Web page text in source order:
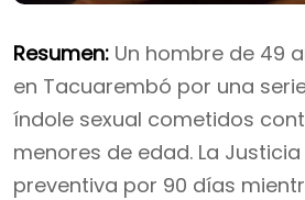
Resumen: Un hombre de 49
en Tacuarembó por una
índole sexual cometidos
menores de edad. La
preventiva por 90 días